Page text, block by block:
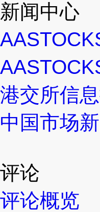
新闻中心
港交所信
中国市场
评论
评论概览